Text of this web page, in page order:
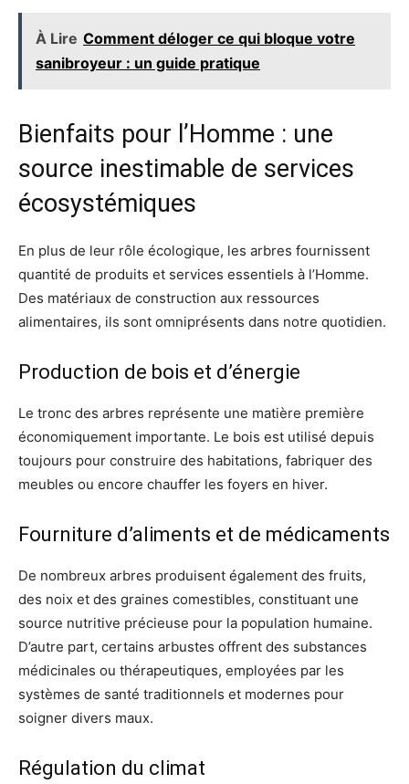
À Lire Comment déloger ce qui bloque votre
sanibroyeur : un guide pratique
Bienfaits pour l’Homme : une
source inestimable de services
écosystémiques
En plus de leur rôle écologique, les arbres fournissent
quantité de produits et services essentiels à l’Homme.
Des matériaux de construction aux ressources
alimentaires, ils sont omniprésents dans notre quotidien.
Production de bois et d’énergie
Le tronc des arbres représente une matière première
économiquement importante. Le bois est utilisé depuis
toujours pour construire des habitations, fabriquer des
meubles ou encore chauffer les foyers en hiver.
Fourniture d’aliments et de médicaments
De nombreux arbres produisent également des fruits,
des noix et des graines comestibles, constituant une
source nutritive précieuse pour la population humaine.
D’autre part, certains arbustes offrent des substances
médicinales ou thérapeutiques, employées par les
systèmes de santé traditionnels et modernes pour
soigner divers maux.
Régulation du climat